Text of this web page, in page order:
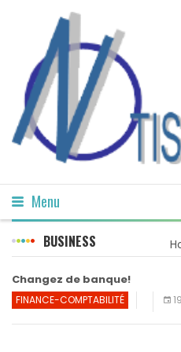
Menu
BUSINESS
Changez de banque!
FINANCE-COMPTABILITÉ